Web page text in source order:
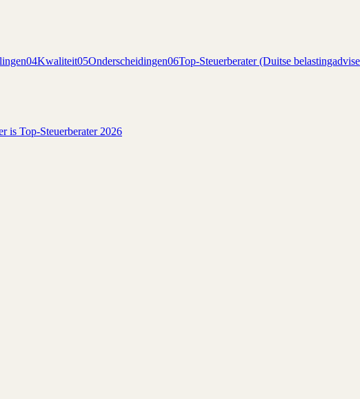
04Kwaliteit05Onderscheidingen06Top-Steuerberater (Duitse
is Top-Steuerberater 2026